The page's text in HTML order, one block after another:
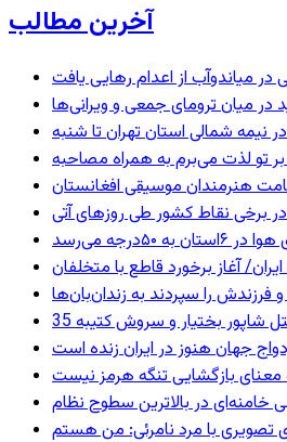
آخرین مطالب
در میاندوآب از اعدام رهایی یافت
در میان ترومای جمعی و ویرانی‌ها
در نیمه شمالی استان تهران تا شنبه
تو لذت می‌برم به همراه مصاحبه
هنرمندان موسیقی افغانستان
برخی نقاط کشور طی روزهای آتی
می‌رسد
آغاز برخورد قاطع با متخلفان
فرزندش را سپردند به زندان‌بان‌ها
قتل شاپور بختیار و سروش کتیبه
جهان هنوز در ایران زنده است
معنای بازگشایی تنگه هرمز نیست
در بالاترین سطوح نظام